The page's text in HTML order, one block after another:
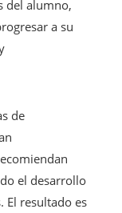
del alumno,
a su
de
el desarrollo
El resultado es